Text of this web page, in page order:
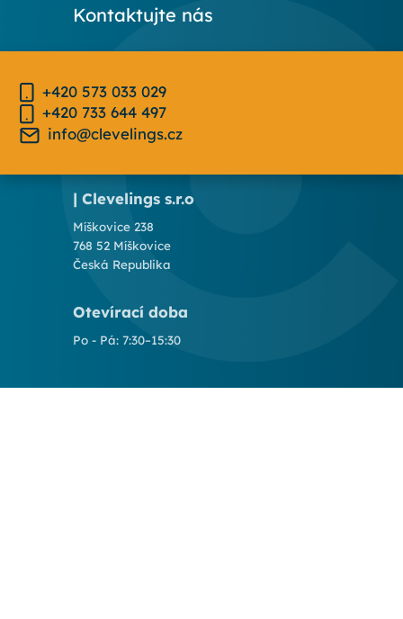
Kontaktujte nás
+420 573 033 029
+420 733 644 497
info@clevelings.cz
| Clevelings s.r.o
Míškovice 238
768 52 Míškovice
Česká Republika
Otevírací doba
Po - Pá: 7:30–15:30